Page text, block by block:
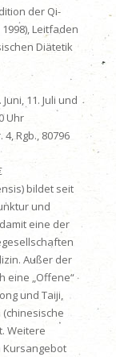
der Qi-
Leitfaden
Diätetik
11. Juli und
Uhr
Rgb., 80796
bildet seit
und
eine der
Außer der
eine „Offene“
und Taiji,
Weitere
Kursangebot